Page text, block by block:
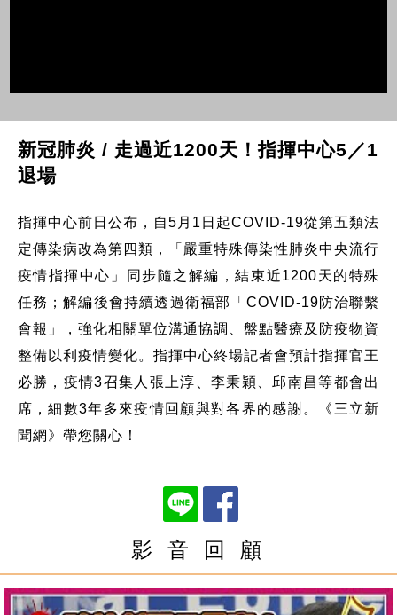
新冠肺炎 / 走過近1200天！指揮中心5／1
退場
指揮中心前日公布，自5月1日起COVID-19從第五類法
定傳染病改為第四類，「嚴重特殊傳染性肺炎中央流行
疫情指揮中心」同步隨之解編，結束近1200天的特殊
任務；解編後會持續透過衛福部「COVID-19防治聯繫
會報」，強化相關單位溝通協調、盤點醫療及防疫物資
整備以利疫情變化。指揮中心終場記者會預計指揮官王
必勝，疫情3召集人張上淳、李秉穎、邱南昌等都會出
席，細數3年多來疫情回顧與對各界的感謝。《三立新
聞網》帶您關心！
影 音 回 顧